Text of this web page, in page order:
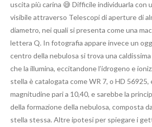
uscita più carina 😅 Difficile individuarla con
visibile attraverso Telescopi di aperture di
diametro, nei quali si presenta come una
lettera Q. In fotografia appare invece un
centro della nebulosa si trova una
che la illumina, eccitandone l’idrogeno e
stella è catalogata come WR 7, o HD 56925,
magnitudine pari a 10,40, e sarebbe la
della formazione della nebulosa, composta
stella stessa. Altre ipotesi per spiegare i